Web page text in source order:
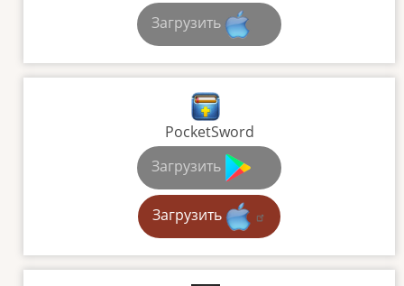
Загрузить
PocketSword
Загрузить
Загрузить